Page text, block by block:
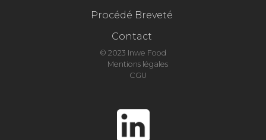
Procédé Breveté
Contact
© 2023 Inwe Food
Mentions légales
CGU